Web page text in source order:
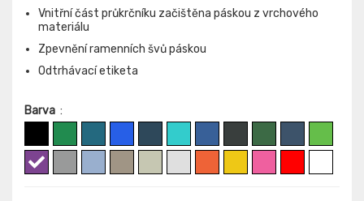
Vnitřní část průkrčníku začištěna páskou z vrchového
materiálu
Zpevnění ramenních švů páskou
Odtrhávací etiketa
Barva :